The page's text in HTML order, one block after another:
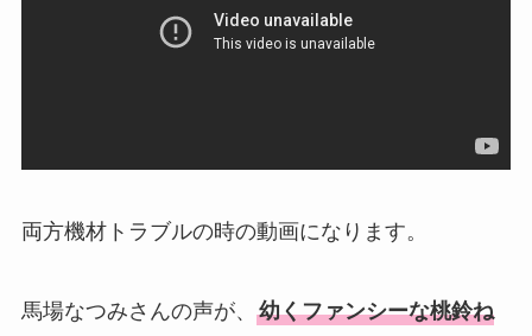
両方機材トラブルの時の動画になります。
馬場なつみさんの声が、 幼くファンシーな桃鈴ね